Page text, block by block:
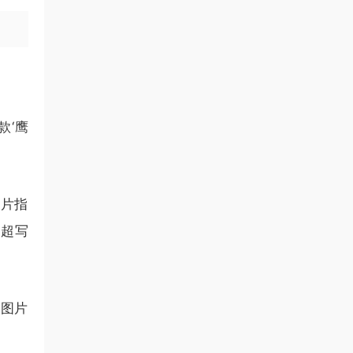
‘鹰
指
写
片